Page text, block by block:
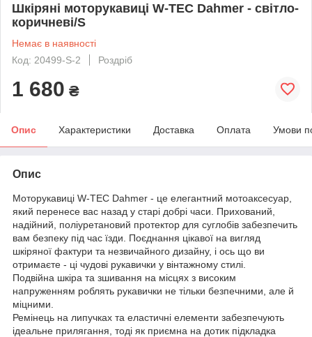
Шкіряні моторукавиці W-TEC Dahmer - світло-
коричневі/S
Немає в наявності
Код: 20499-S-2
Роздріб
1 680 ₴
Опис Характеристики Доставка Оплата Умови
Опис
Моторукавиці W-TEC Dahmer - це елегантний мотоаксесуар,
який перенесе вас назад у старі добрі часи. Прихований,
надійний, поліуретановий протектор для суглобів забезпечить
вам безпеку під час їзди. Поєднання цікавої на вигляд
шкіряної фактури та незвичайного дизайну, і ось що ви
отримаєте - ці чудові рукавички у вінтажному стилі.
Подвійна шкіра та зшивання на місцях з високим
напруженням роблять рукавички не тільки безпечними, але й
міцними.
Ремінець на липучках та еластичні елементи забезпечують
ідеальне прилягання, тоді як приємна на дотик підкладка